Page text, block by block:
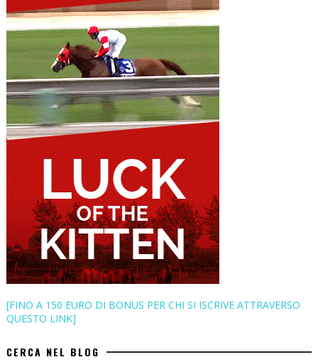
[FINO A 150 EURO DI BONUS PER CHI SI ISCRIVE ATTRAVERSO
QUESTO LINK]
CERCA NEL BLOG